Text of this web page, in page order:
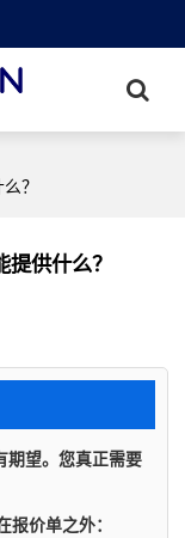
？
供什么？
期望。您真正需要
价单之外：